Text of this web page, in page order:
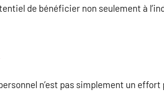
de bénéficier non seulement à
n’est pas simplement un